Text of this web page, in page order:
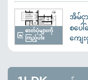
ဓာတ်ပုံများကို
ကြည့်ပါ။
အိမ်ငှ
စပေ
ကျေ